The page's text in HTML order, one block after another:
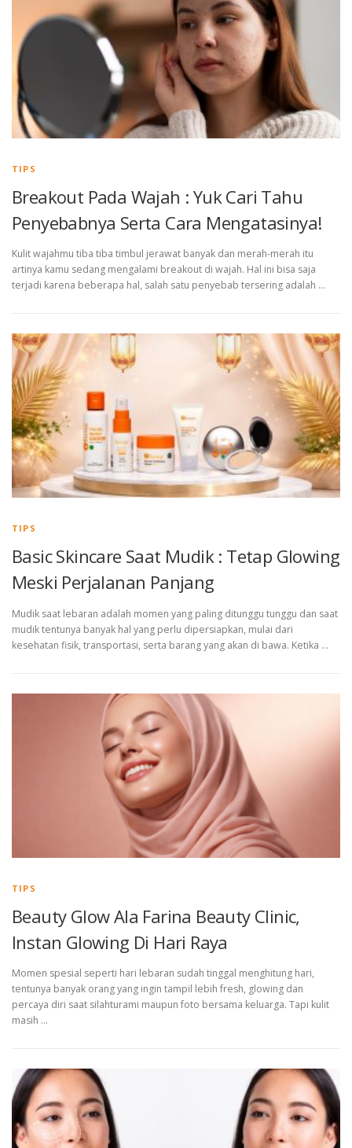
TIPS
Breakout Pada Wajah : Yuk Cari Tahu
Penyebabnya Serta Cara Mengatasinya!
Kulit wajahmu tiba tiba timbul jerawat banyak dan merah-merah itu
artinya kamu sedang mengalami breakout di wajah. Hal ini bisa saja
terjadi karena beberapa hal, salah satu penyebab tersering adalah …
TIPS
Basic Skincare Saat Mudik : Tetap Glowing
Meski Perjalanan Panjang
Mudik saat lebaran adalah momen yang paling ditunggu tunggu dan saat
mudik tentunya banyak hal yang perlu dipersiapkan, mulai dari
kesehatan fisik, transportasi, serta barang yang akan di bawa. Ketika …
TIPS
Beauty Glow Ala Farina Beauty Clinic,
Instan Glowing Di Hari Raya
Momen spesial seperti hari lebaran sudah tinggal menghitung hari,
tentunya banyak orang yang ingin tampil lebih fresh, glowing dan
percaya diri saat silahturami maupun foto bersama keluarga. Tapi kulit
masih …